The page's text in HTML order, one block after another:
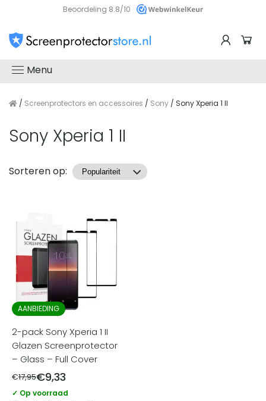
Beoordeling 8.8/10
Menu
/ Screenprotectors en accessoires / Sony / Sony Xperia 1 II
Sony Xperia 1 II
Producten
Sorteren op:
AANBIEDING
2-pack Sony Xperia 1 II
Glazen Screenprotector
– Glass – Full Cover
€17,95€9,33
✓ Op voorraad